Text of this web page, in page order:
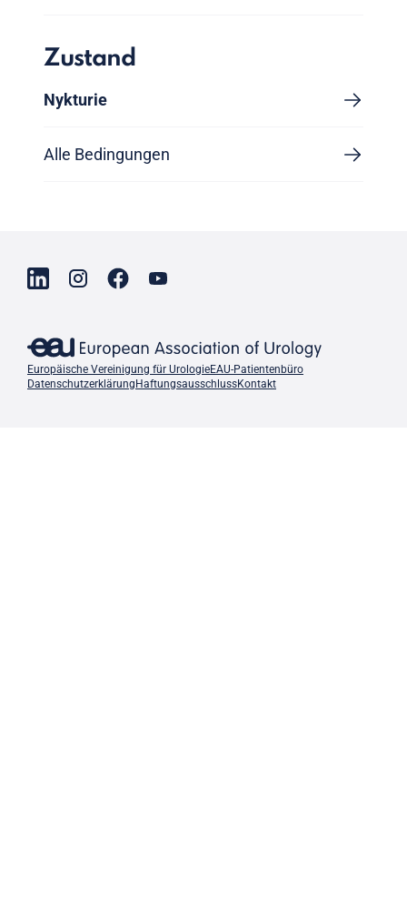
Zustand
Nykturie
Alle Bedingungen
Europäische Vereinigung für UrologieEAU-Patientenbüro
Datenschutzerklärung HaftungsausschlussKontakt